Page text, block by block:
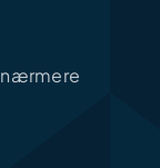
nærmere